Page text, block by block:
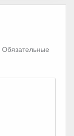
Обязательные